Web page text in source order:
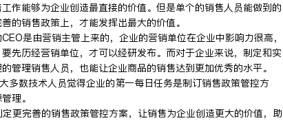
作能够为企业创造最直接的价值。但是单个的销售人员能做到的
的销售政策上，才能发挥出最大的价值。
是由营销主管上来的，企业的营销单位在企业中影响力很高，
先历经营销单位，才可以经研发布。而对于企业来说，制定和实
管理销售人员，也能让企业商品的销售达到更加优秀的水平。
多数技术人员觉得企业的第一每日任务是制订销售政策管控方
理。
更完善的销售政策管控方案，让销售为企业创造更大的价值，助